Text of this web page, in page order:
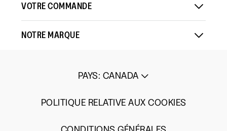
VOTRE COMMANDE
NOTRE MARQUE
PAYS: CANADA
POLITIQUE RELATIVE AUX COOKIES